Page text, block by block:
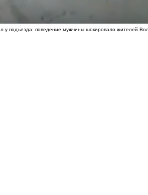
у подъезда: поведение мужчины шокировало жителей